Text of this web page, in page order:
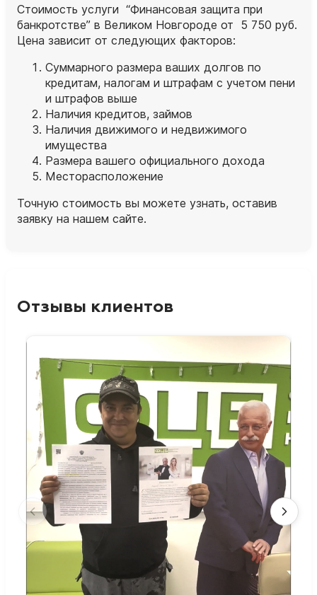
Стоимость услуги “Финансовая защита при
банкротстве” в Великом Новгороде от 5 750 руб.
Цена зависит от следующих факторов:
Суммарного размера ваших долгов по
кредитам, налогам и штрафам с учетом пени
и штрафов выше
Наличия кредитов, займов
Наличия движимого и недвижимого
имущества
Размера вашего официального дохода
Месторасположение
Точную стоимость вы можете узнать, оставив
заявку на нашем сайте.
Отзывы клиентов